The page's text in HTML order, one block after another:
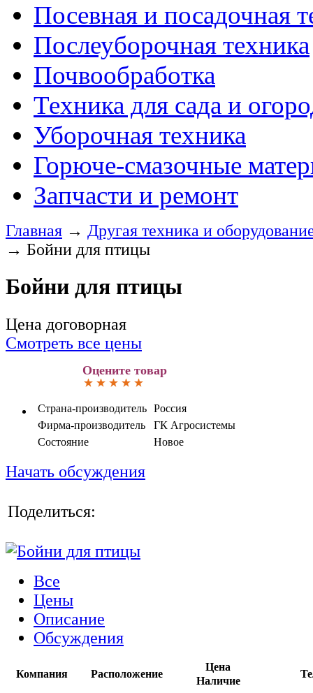
Посевная и посадочная
Послеуборочная техника
Почвообработка
Техника для сада и
Уборочная техника
Горюче-смазочные
Запчасти и ремонт
Главная → Другая техника и
→ Бойни для птицы
Бойни для птицы
Цена договорная
Смотреть все цены
Оцените товар
Страна-производитель Россия
Фирма-производитель
ГК Агросистемы
Состояние
Новое
Начать обсуждения
Поделиться:
Все
Цены
Описание
Обсуждения
Компания Расположение
Цена
Наличие